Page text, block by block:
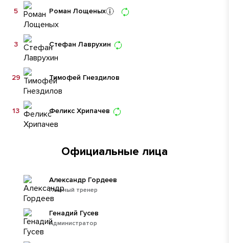
Роман Лощеных
5
Стефан Лаврухин
3
Тимофей Гнездилов
29
Феликс Хрипачев
13
Официальные лица
Главный тренер
Александр Гордеев
Администратор
Генадий Гусев